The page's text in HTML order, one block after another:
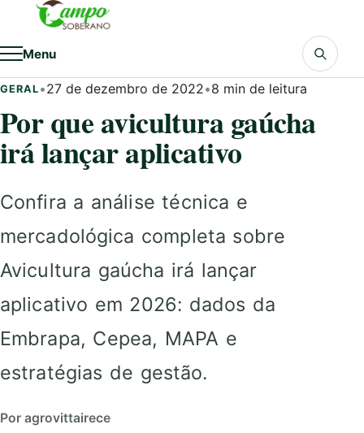
Pular para o conteúdo
Menu
GERAL •27 de dezembro de 2022•8 min de leitura
Por que avicultura gaúcha
irá lançar aplicativo
Confira a análise técnica e
mercadológica completa sobre
Avicultura gaúcha irá lançar
aplicativo em 2026: dados da
Embrapa, Cepea, MAPA e
estratégias de gestão.
Por agrovittairece